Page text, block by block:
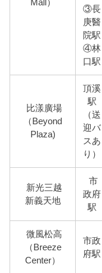
Mall）
③長
庚醫
院駅
④林
口駅
比漾廣場
（Beyond
Plaza)
頂溪
駅
（送
迎バ
スあ
り）
新光三越
新義天地
市
政府
駅
微風松高
（Breeze
Center）
市政
府駅